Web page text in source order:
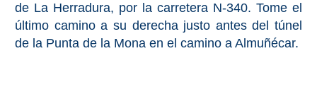
de La Herradura, por la carretera N-340. Tome el
último camino a su derecha justo antes del túnel
de la Punta de la Mona en el camino a Almuñécar.